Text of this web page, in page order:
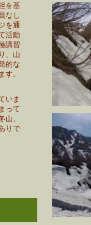
を基
なし
を通
活動
講習
、山
的な
す。
いま
って
山、
りで